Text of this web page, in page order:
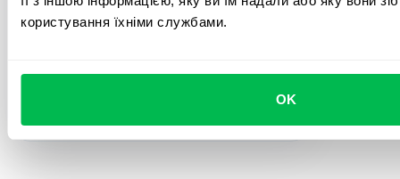
користування їхніми службами.
OK
5.0